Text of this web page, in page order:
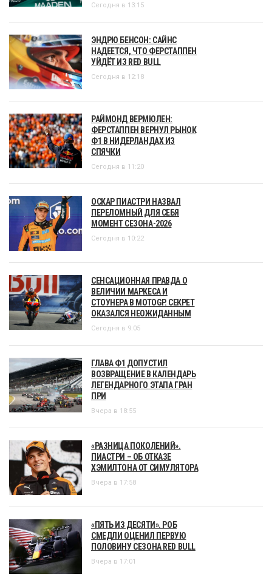
Сегодня в 13:15
ЭНДРЮ БЕНСОН: САЙНС
НАДЕЕТСЯ, ЧТО ФЕРСТАППЕН
УЙДЁТ ИЗ RED BULL
Сегодня в 12:18
РАЙМОНД ВЕРМЮЛЕН:
ФЕРСТАППЕН ВЕРНУЛ РЫНОК
Ф1 В НИДЕРЛАНДАХ ИЗ
СПЯЧКИ
Сегодня в 11:20
ОСКАР ПИАСТРИ НАЗВАЛ
ПЕРЕЛОМНЫЙ ДЛЯ СЕБЯ
МОМЕНТ СЕЗОНА-2026
Сегодня в 10:22
СЕНСАЦИОННАЯ ПРАВДА О
ВЕЛИЧИИ МАРКЕСА И
СТОУНЕРА В MOTOGP. СЕКРЕТ
ОКАЗАЛСЯ НЕОЖИДАННЫМ
Сегодня в 9:05
ГЛАВА Ф1 ДОПУСТИЛ
ВОЗВРАЩЕНИЕ В КАЛЕНДАРЬ
ЛЕГЕНДАРНОГО ЭТАПА ГРАН
ПРИ
Вчера в 18:55
«РАЗНИЦА ПОКОЛЕНИЙ».
ПИАСТРИ – ОБ ОТКАЗЕ
ХЭМИЛТОНА ОТ СИМУЛЯТОРА
Вчера в 17:58
«ПЯТЬ ИЗ ДЕСЯТИ». РОБ
СМЕДЛИ ОЦЕНИЛ ПЕРВУЮ
ПОЛОВИНУ СЕЗОНА RED BULL
Вчера в 17:01